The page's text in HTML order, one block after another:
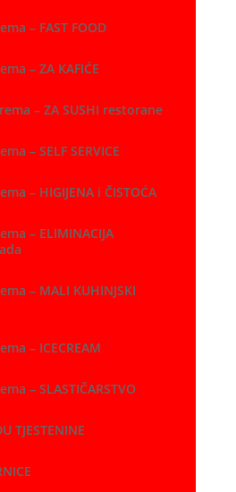
– FAST FOOD
– ZA KAFIĆE
– ZA SUSHI restorane
– SELF SERVICE
– HIGIJENA i ČISTOĆA
– ELIMINACIJA
– MALI KUHINJSKI
– ICECREAM
– SLASTIČARSTVO
TJESTENINE